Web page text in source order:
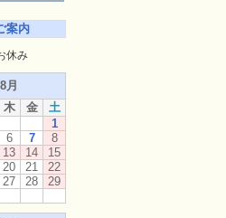
案内
休み
月
木 金
土
1
6 7
8
13 14
15
20 21
22
27 28
29